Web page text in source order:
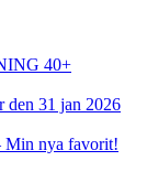
40+
31 jan 2026
Min nya favorit!